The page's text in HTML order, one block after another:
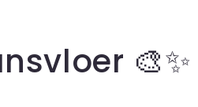
🎨✨